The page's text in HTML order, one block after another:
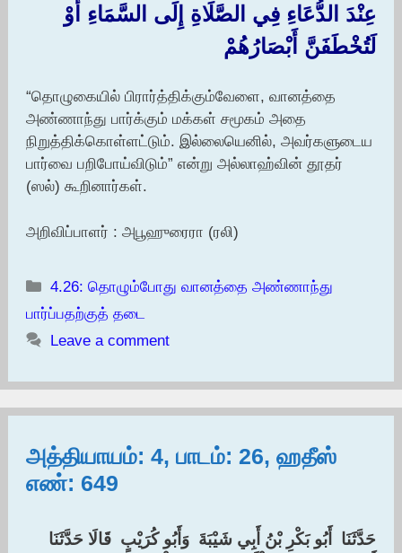
عِنْدَ الدُّعَاءِ فِي الصَّلَاةِ إِلَى السَّمَاءِ أَوْ
لَتُخْطَفَنَّ أَبْصَارُهُمْ
“தொழுகையில் பிரார்த்திக்கும்வேளை, வானத்தை
அண்ணாந்து பார்க்கும் மக்கள் சமூகம் அதை
நிறுத்திக்கொள்ளட்டும். இல்லையெனில், அவர்களுடைய
பார்வை பறிபோய்விடும்” என்று அல்லாஹ்வின் தூதர்
(ஸல்) கூறினார்கள்.
அறிவிப்பாளர் : அபூஹுரைரா (ரலி)
Categories
4.26: தொழும்போது வானத்தை அண்ணாந்து
பார்ப்பதற்குத் தடை
Leave a comment
அத்தியாயம்: 4, பாடம்: 26, ஹதீஸ்
எண்: 649
حَدَّثَنَا ‏ ‏أَبُو بَكْرِ بْنُ أَبِي شَيْبَةَ ‏ ‏وَأَبُو كُرَيْبٍ ‏ ‏قَالَا حَدَّثَنَا ‏